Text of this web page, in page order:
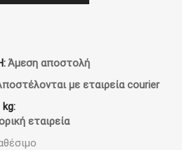
Άμεση αποστολή
με εταιρεία courier
εταιρεία